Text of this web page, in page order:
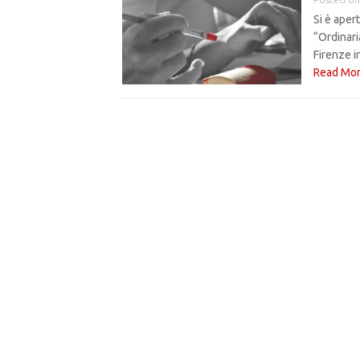
Si è
Firenze
Read